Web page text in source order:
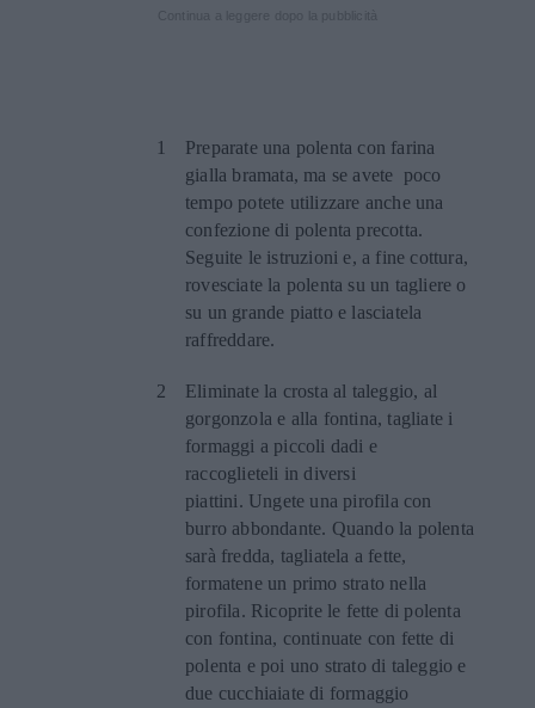
Preparate una polenta con farina
gialla bramata, ma se avete poco
tempo potete utilizzare anche una
confezione di polenta precotta.
Seguite le istruzioni e, a fine cottura,
rovesciate la polenta su un tagliere o
su un grande piatto e lasciatela
raffreddare.
Eliminate la crosta al taleggio, al
gorgonzola e alla fontina, tagliate i
formaggi a piccoli dadi e
raccoglieteli in diversi
piattini. Ungete una pirofila con
burro abbondante. Quando la polenta
sarà fredda, tagliatela a fette,
formatene un primo strato nella
pirofila. Ricoprite le fette di polenta
con fontina, continuate con fette di
polenta e poi uno strato di taleggio e
due cucchiaiate di formaggio